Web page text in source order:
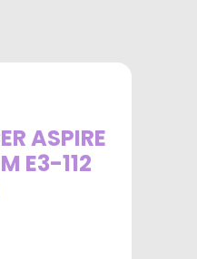
ASPIRE
E3-112